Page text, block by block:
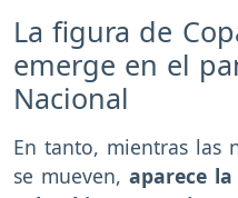
La figura de
emerge en el
Nacional
En tanto, mientras las
se mueven, aparece